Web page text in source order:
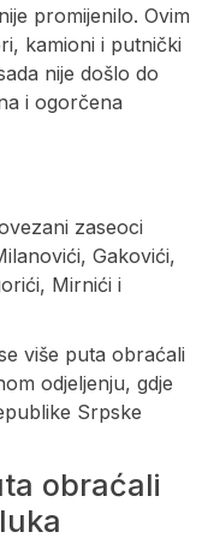
promijenilo. Ovim
kamioni i putnički
nije došlo do
i ogorčena
zaseoci
Gakovići,
Mirnići i
više puta obraćali
odjeljenju, gdje
Srpske
obraćali